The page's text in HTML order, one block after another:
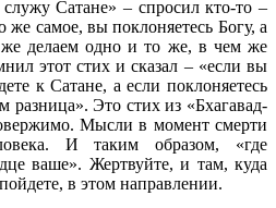
Сатане» – спросил кто-то –
самое, вы поклоняетесь Богу, а
делаем одно и то же, в чем же
этот стих и сказал – «если вы
к Сатане, а если поклоняетесь
разница». Это стих из «Бхагавад-
Мысли в момент смерти
И таким образом, «где
ваше». Жертвуйте, и там, куда
в этом направлении.